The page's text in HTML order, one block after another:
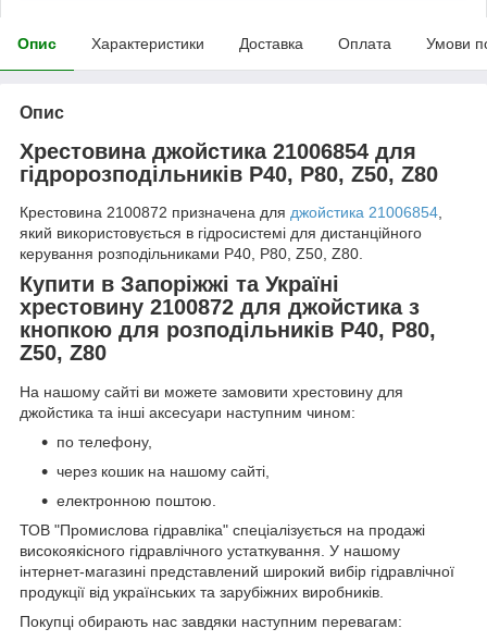
Опис Характеристики Доставка Оплата Умови
Опис
Хрестовина джойстика 21006854 для
гідророзподільників Р40, Р80, Z50, Z80
Крестовина 2100872 призначена для джойстика 21006854,
який використовується в гідросистемі для дистанційного
керування розподільниками Р40, Р80, Z50, Z80.
Купити в Запоріжжі та Україні
хрестовину 2100872 для джойстика з
кнопкою для розподільників Р40, Р80,
Z50, Z80
На нашому сайті ви можете замовити хрестовину для
джойстика та інші аксесуари наступним чином:
по телефону,
через кошик на нашому сайті,
електронною поштою.
ТОВ "Промислова гідравліка" спеціалізується на продажі
високоякісного гідравлічного устаткування. У нашому
інтернет-магазині представлений широкий вибір гідравлічної
продукції від українських та зарубіжних виробників.
Покупці обирають нас завдяки наступним перевагам: